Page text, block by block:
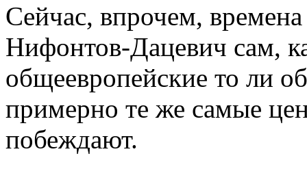
Сейчас, впрочем,
Нифонтов-Дацевич сам,
общеевропейские то ли
примерно те же самые
побеждают.